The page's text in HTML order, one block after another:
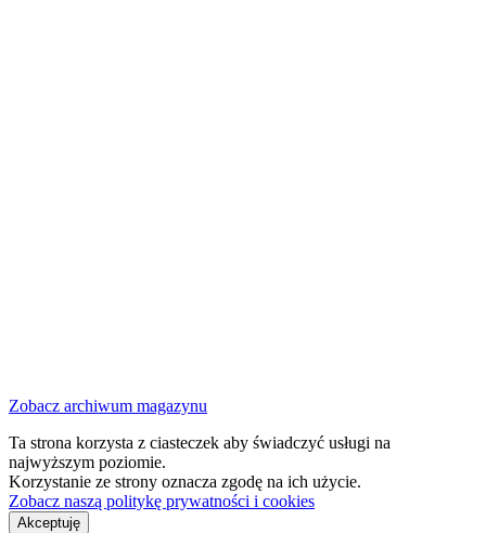
Zobacz archiwum magazynu
Ta strona korzysta z ciasteczek aby świadczyć usługi na
najwyższym poziomie.
Korzystanie ze strony oznacza zgodę na ich użycie.
Zobacz naszą politykę prywatności i cookies
Akceptuję